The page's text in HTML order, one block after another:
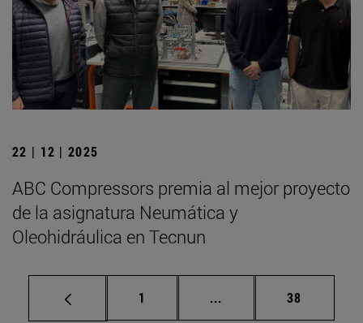
22 | 12 | 2025
ABC Compressors premia al mejor proyecto
de la asignatura Neumática y
Oleohidráulica en Tecnun
Página
1 ... Páginas intermedias
Página
38